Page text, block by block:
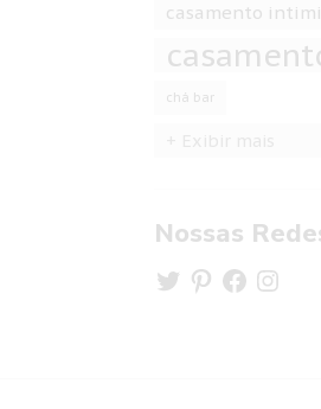
casamento
chá bar
Nossas